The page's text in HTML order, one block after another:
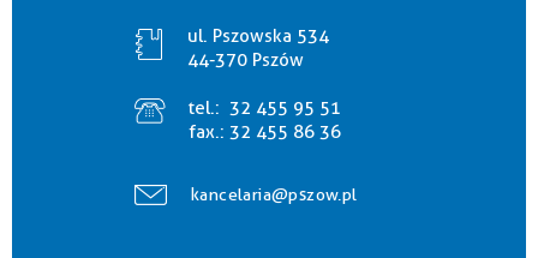
ul. Pszowska 534
44-370 Pszów
tel.: 32 455 95 51
fax.: 32 455 86 36
kancelaria@pszow.pl